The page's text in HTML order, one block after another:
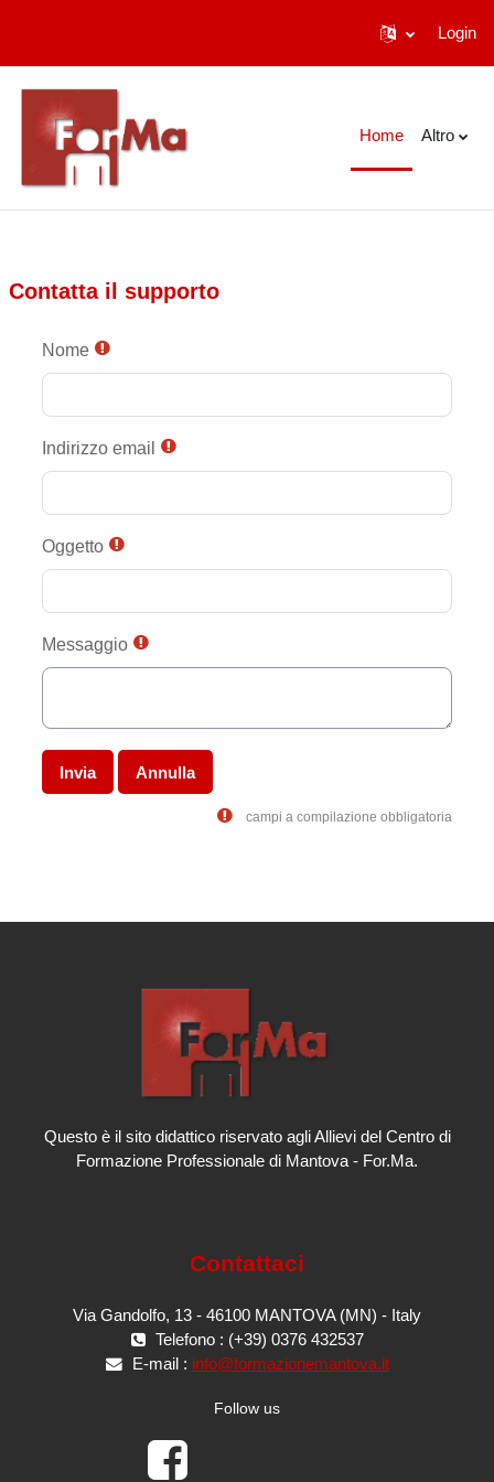
Login
Home Altro
Contatta il supporto
Nome
Indirizzo email
Oggetto
Messaggio
campi a compilazione obbligatoria
Questo è il sito didattico riservato agli Allievi del Centro di
Formazione Professionale di Mantova - For.Ma.
Contattaci
Via Gandolfo, 13 - 46100 MANTOVA (MN) - Italy
Telefono : (+39) 0376 432537
E-mail : info@formazionemantova.it
Follow us